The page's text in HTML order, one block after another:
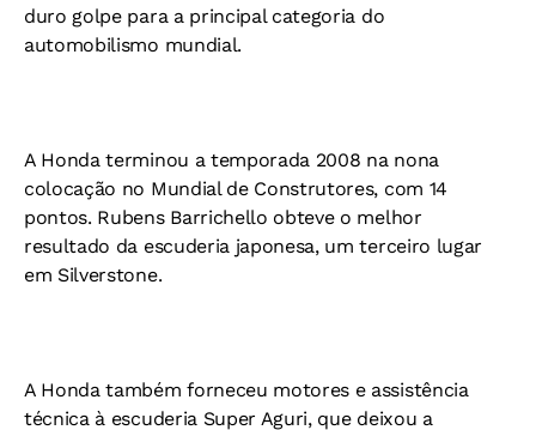
duro golpe para a principal categoria do
automobilismo mundial.
A Honda terminou a temporada 2008 na nona
colocação no Mundial de Construtores, com 14
pontos. Rubens Barrichello obteve o melhor
resultado da escuderia japonesa, um terceiro lugar
em Silverstone.
A Honda também forneceu motores e assistência
técnica à escuderia Super Aguri, que deixou a